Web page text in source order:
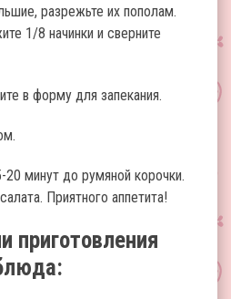
разрежьте их пополам.
1/8 начинки и сверните
в форму для запекания.
20 минут до румяной корочки.
Приятного аппетита!
приготовления